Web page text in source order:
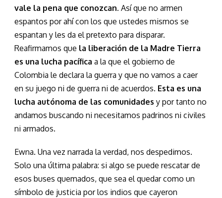
vale la pena que conozcan. Así que no armen
espantos por ahí con los que ustedes mismos se
espantan y les da el pretexto para disparar.
Reafirmamos que la liberación de la Madre Tierra
es una lucha pacífica a la que el gobierno de
Colombia le declara la guerra y que no vamos a caer
en su juego ni de guerra ni de acuerdos. Esta es una
lucha autónoma de las comunidades y por tanto no
andamos buscando ni necesitamos padrinos ni civiles
ni armados.
Ewna. Una vez narrada la verdad, nos despedimos.
Solo una última palabra: si algo se puede rescatar de
esos buses quemados, que sea el quedar como un
símbolo de justicia por los indios que cayeron